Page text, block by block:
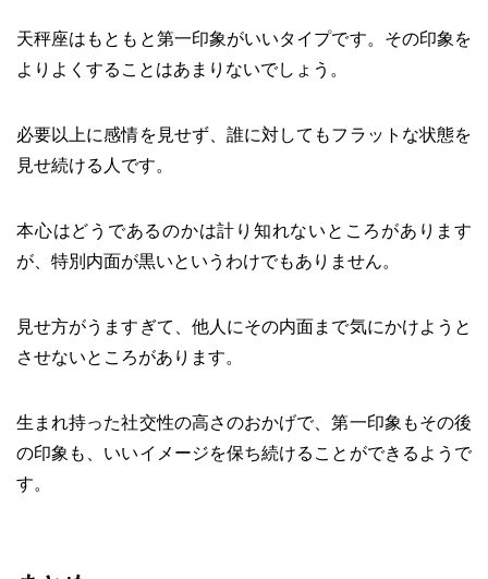
天秤座はもともと第一印象がいいタイプです。その印象を
よりよくすることはあまりないでしょう。
必要以上に感情を見せず、誰に対してもフラットな状態を
見せ続ける人です。
本心はどうであるのかは計り知れないところがあります
が、特別内面が黒いというわけでもありません。
見せ方がうますぎて、他人にその内面まで気にかけようと
させないところがあります。
生まれ持った社交性の高さのおかげで、第一印象もその後
の印象も、いいイメージを保ち続けることができるようで
す。